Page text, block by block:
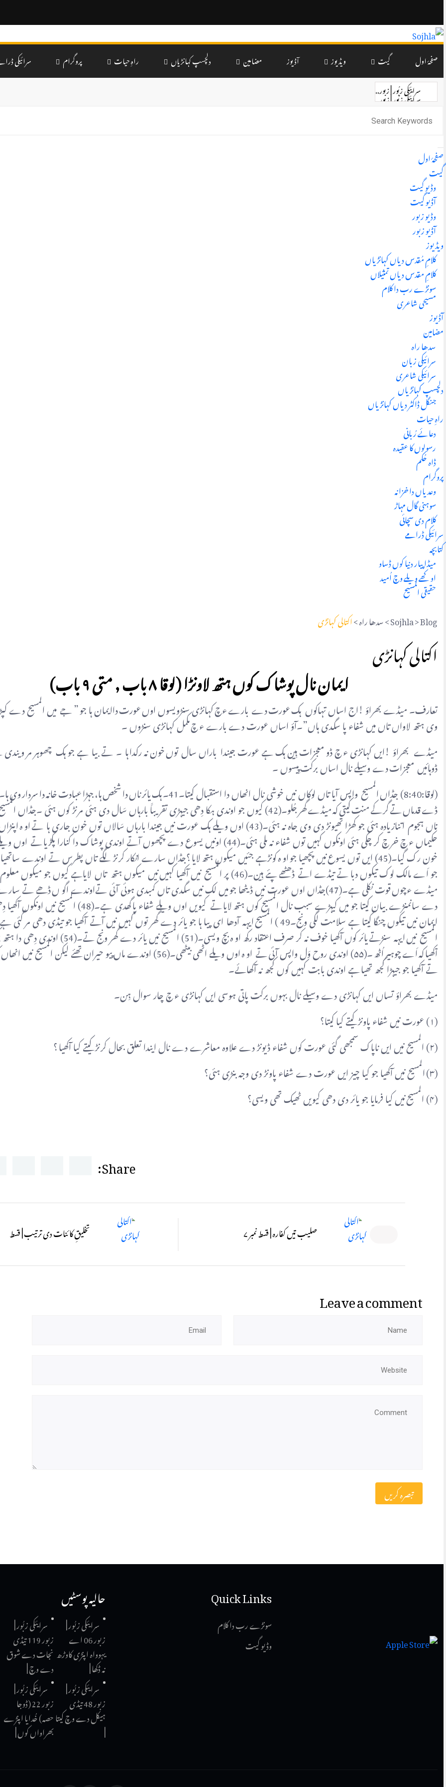
صفحۂ اول گیت ویڈیوز آڈیوز مضامین دلچسپ کہانڑیاں راہِ حیات پروگرام سرائیکی
سرایئکی زبُور | زبور...
سرایئکی زبُور | زبور...
سرایئکی زبُور | زبور...
سرایئکی زبُور | زبور...
سرایئکی زبُور | زبور...
صفحۂ اول
گیت
وڈیو گیت
آڈیو گیت
وڈیو زبور
آڈیو زبور
ویڈیوز
کلامِ مُقدس دیاں کہانڑیاں
کلامِ مقدس دیاں تمثیلاں
سونڑے رب دا کلام
مسیحی شاعری
آڈیوز
مضامین
سدھا راہ
سرائیکی زبان
سرائیکی شاعری
دلچسپ کہانڑیاں
جنگل ڈاکٹر دیاں کہانڑیاں
راہِ حیات
دعائے رُبانی
رسولوں کا عقیدہ
ڈاہ حُکم
پروگرام
وعد یاں دا خزانہ
سوہنی گال مہاڑ
کلام دی سچائی
سرائیکی ڈرامے
کتابچہ
میڈا پیار دنیا کوں ڈساو
اوکھے ویلے وچ اُمید
حقیقی المسیح
Sojhla>Blog
>سدھا راہ>اکتالی کہانڑی
اکتالی کہانڑی
ایمان نال پوشاک کوں ہتھ لاونڑا (لوقا ۸ باب , متی ۹ باب)
تعارف۔ میڈے بھراؤ !اج اساں تہاکوں ہک عورت دے بارے ءچ کہانڑی سنڑویسوں اوں عورت داایمان ہا جو ” جے میں المسیح دے
وی ہتھ لاواں تاں میں شفاء پا سگدی ہاں”۔آؤ اساں عورت دے بارے ء چ مکمل کہانڑی سنڑوں ۔
میڈے بھراؤ !ایں کہانڑی ء چ ڈو معجزات ہِین ہک ہے عورت جیندا باراں سال توں خون نہ رکدا ہا ۔ تے بیا ہے جو ہک چھوہر مر
ڈوہائیں معجزات دے وسیلے نال اساں برکت پِیسوں ۔
(لوقا:8:40) جڈاں المسیح واپس آیا تاں لوکاں نیں خوشی نال انھاں دا استقبال کیتا۔41۔ ہک یائر ناں دا شخص ہا، جہڑا عبادت خانہ
ڈے قدماں تے گر کے منت کیتی کہ میڈے گھر جُلو۔(42) کیوں جو اوندی ہکا دِھی جیہڑی تقریباََ بارہاں سَال دی ہئی مرنڑ کوں ہئی ۔جڈاں
تاں ہجوم اتنازیادہ ہئی جو کھڑا تھیونڑ دی وی جاہ نہ ہئی۔(43) اوں ویلے ہک عورت نیں جیندا بارہاں سَالاں توں خون جاری ہا تے او
حکیماں ء چ خر چ کر چکی ہئی اونکوں کہیں توں شفاء نہ ملی ہئی۔(44) اونیں یسوع دے پچھوں آتے اوندی پوشاک دا کنارا پکڑیا
خون رک گیا۔(45) ایں توں یسوع نیں پچھیا جو او ہ کونڑہے جئیں میکوں ہتھ لایا ؟جڈاں سارے انکار کرنڑ لگے تاں پطرس تے اوندے
جو اَے مالک لوک تیکوں دبا تے تیڈے اتے ڈھٹھے پئے ہِین۔(46) پر المسیح نیں آکھیا کہیں نیں میکوں ہتھ تاں لایاہے کیوں جو میکوں
میڈے ءچوں قوت نکلی ہے۔(47)جڈاں اوں عورت نیں ڈیٹھا جو میں لک نیں سگدی تاں کمبدی ہوئی آئی تےاوندے اگو ں ڈھے تے
دے سانمنڑے بیان کیتا جو میں کیہڑے سبب نال المسیح کوں ہتھ لایا تے کیویں اوں ویلے شفاء پا
المسیح نیں ایہہ سنڑتے یائر کوں آکھیا خوف نہ کر صرف اعتقاد رکھ او ہ بچ ویسی۔(51) المسیح نیں
آکھیا کہ اَے چوہیر اُٹھ ۔(۵۵) اوندی روح وَل واپس آئی تے او ہ اوں ویلے اٹھی بیٹھی۔(56) اوندے ماں پیو حیران تھئے لیکن
تے آکھیا جو جیہڑا کجھ تھیا ہے اوندی بابت کہیں کوں کجھ نہ آکھائے۔
میڈے بھراؤ تساں ایں کہانڑی دے وسیلے نال بہوں برکت پاتی ہوسی ایں کہانڑی ء چ چار سوال ہِن۔
(۱) عورت نیں شفاء پاونڑ کیتے کیا کیتا؟
(۲) المسیح نیں ایں ناپاک سمجھی گئی عورت کوں شفاء ڈیونڑ دے علاوہ معاشرے دے نال ایندا تعلق بحال کرنڑ کیتے کیا آکھیا ؟
(۳) المسیح نیں آکھیا جو کیا چیز ایں عورت دے شفاء پاونڑ دی وجہ بنڑی ہئی؟
(۴) المسیح نیں کیا فرمایا جو یائر دی دھی کیویں ٹھیک تھی ویسی؟
Share:
صلیب تیں کفارہ | قسط نمبر ۷ تخلیقِ کا ئنات دی ترتیب | قسط
Leave a comment
Quick Links
سونڑے رب دا کلام
وڈیو گیت
حالیہ پوسٹیں
سرایئکی زبُور |
زبور 119 تیڈی
نجات دے شوق
دے وچ |
سرایئکی زبُور |
زبور 06 اے
یہوواہ اپنڑی کاوڑھ
نہ ڈکھا |
سرایئکی زبُور |
زبور 22 (ڈوجا
حصہ) خُدایا اپنڑے
بھراواں کوں |
سرایئکی زبُور |
زبور 48 تیڈی
ہیکل دے وچ کیتا
|